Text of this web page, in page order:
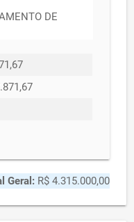
DE
Geral:R$ 4.315.000,00